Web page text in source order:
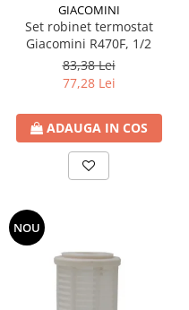
GIACOMINI
Set robinet termostat
Giacomini R470F, 1/2
83,38 Lei
77,28 Lei
ADAUGA IN COS
NOU